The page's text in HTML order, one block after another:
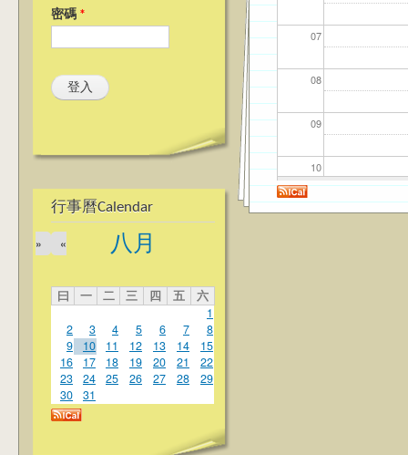
密碼 *
行事曆Calendar
八月
«
»
曰 一 二 三 四 五
六
1
2
3 4 5 6 7
8
9
10 11 12 13 14
15
16
17 18 19 20 21
22
23
24 25 26 27 28
29
30
31
07
08
09
10
11